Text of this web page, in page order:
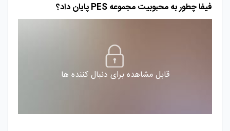
فیفا چطور به محبوبیت مجموعه PES پایان داد؟
قابل مشاهده برای دنبال کننده ها